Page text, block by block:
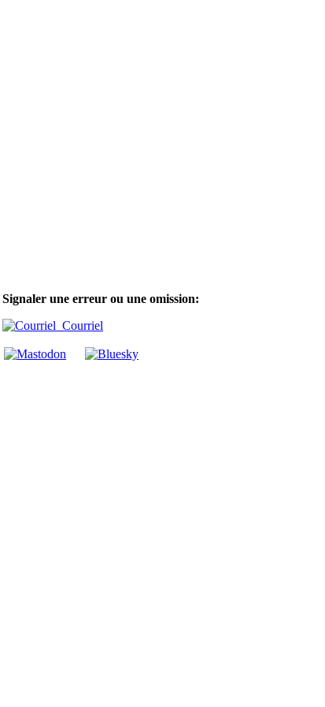
Signaler une erreur ou une omission:
Courriel